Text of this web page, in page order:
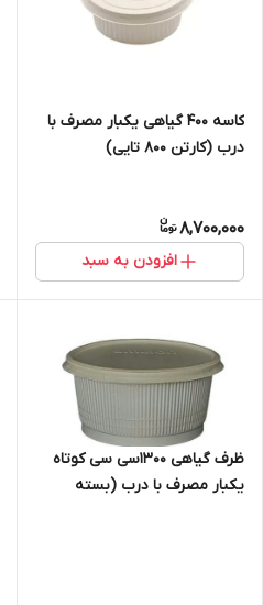
کاسه ۴۰۰ گیاهی یکبار مصرف با
درب (کارتن ۸۰۰ تایی)
8,700,000
افزودن به سبد
ظرف گیاهی ۱۳۰۰سی سی کوتاه
یکبار مصرف با درب (بسته